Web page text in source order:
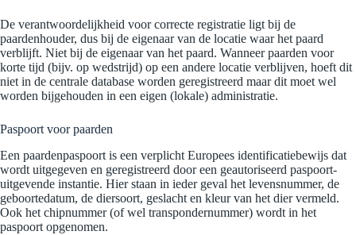
De verantwoordelijkheid voor correcte registratie ligt bij de
paardenhouder, dus bij de eigenaar van de locatie waar het paard
verblijft. Niet bij de eigenaar van het paard. Wanneer paarden voor
korte tijd (bijv. op wedstrijd) op een andere locatie verblijven, hoeft dit
niet in de centrale database worden geregistreerd maar dit moet wel
worden bijgehouden in een eigen (lokale) administratie.
Paspoort voor paarden
Een paardenpaspoort is een verplicht Europees identificatiebewijs dat
wordt uitgegeven en geregistreerd door een geautoriseerd paspoort-
uitgevende instantie. Hier staan in ieder geval het levensnummer, de
geboortedatum, de diersoort, geslacht en kleur van het dier vermeld.
Ook het chipnummer (of wel transpondernummer) wordt in het
paspoort opgenomen.